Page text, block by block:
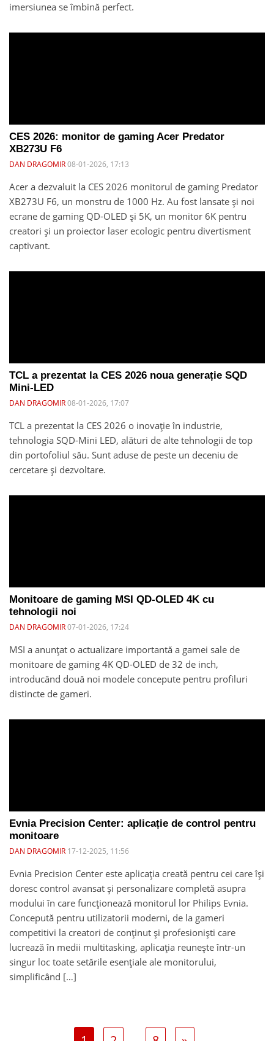
imersiunea se îmbină perfect.
CES 2026: monitor de gaming Acer Predator
XB273U F6
DAN DRAGOMIR08-01-2026, 17:13
Acer a dezvaluit la CES 2026 monitorul de gaming Predator
XB273U F6, un monstru de 1000 Hz. Au fost lansate și noi
ecrane de gaming QD-OLED și 5K, un monitor 6K pentru
creatori și un proiector laser ecologic pentru divertisment
captivant.
TCL a prezentat la CES 2026 noua generație SQD
Mini-LED
DAN DRAGOMIR08-01-2026, 17:07
TCL a prezentat la CES 2026 o inovație în industrie,
tehnologia SQD-Mini LED, alături de alte tehnologii de top
din portofoliul său. Sunt aduse de peste un deceniu de
cercetare și dezvoltare.
Monitoare de gaming MSI QD-OLED 4K cu
tehnologii noi
DAN DRAGOMIR07-01-2026, 17:24
MSI a anunțat o actualizare importantă a gamei sale de
monitoare de gaming 4K QD-OLED de 32 de inch,
introducând două noi modele concepute pentru profiluri
distincte de gameri.
Evnia Precision Center: aplicație de control pentru
monitoare
DAN DRAGOMIR 17-12-2025, 11:56
Evnia Precision Center este aplicația creată pentru cei care își
doresc control avansat și personalizare completă asupra
modului în care funcționează monitorul lor Philips Evnia.
Concepută pentru utilizatorii moderni, de la gameri
competitivi la creatori de conținut și profesioniști care
lucrează în medii multitasking, aplicația reunește într-un
singur loc toate setările esențiale ale monitorului,
simplificând […]